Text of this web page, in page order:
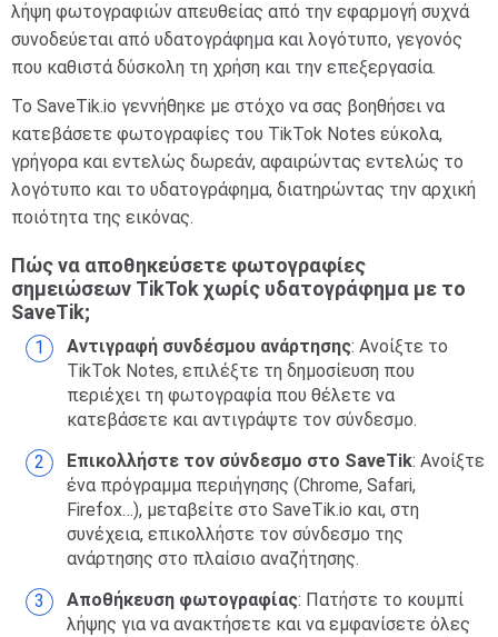
λήψη φωτογραφιών απευθείας από την εφαρμογή συχνά
συνοδεύεται από υδατογράφημα και λογότυπο, γεγονός
που καθιστά δύσκολη τη χρήση και την επεξεργασία.
Το SaveTik.io γεννήθηκε με στόχο να σας βοηθήσει να
κατεβάσετε φωτογραφίες του TikTok Notes εύκολα,
γρήγορα και εντελώς δωρεάν, αφαιρώντας εντελώς το
λογότυπο και το υδατογράφημα, διατηρώντας την αρχική
ποιότητα της εικόνας.
Πώς να αποθηκεύσετε φωτογραφίες
σημειώσεων TikTok χωρίς υδατογράφημα με το
SaveTik;
Αντιγραφή συνδέσμου ανάρτησης: Ανοίξτε το
TikTok Notes, επιλέξτε τη δημοσίευση που
περιέχει τη φωτογραφία που θέλετε να
κατεβάσετε και αντιγράψτε τον σύνδεσμο.
Επικολλήστε τον σύνδεσμο στο SaveTik: Ανοίξτε
ένα πρόγραμμα περιήγησης (Chrome, Safari,
Firefox…), μεταβείτε στο SaveTik.io και, στη
συνέχεια, επικολλήστε τον σύνδεσμο της
ανάρτησης στο πλαίσιο αναζήτησης.
Αποθήκευση φωτογραφίας: Πατήστε το κουμπί
λήψης για να ανακτήσετε και να εμφανίσετε όλες